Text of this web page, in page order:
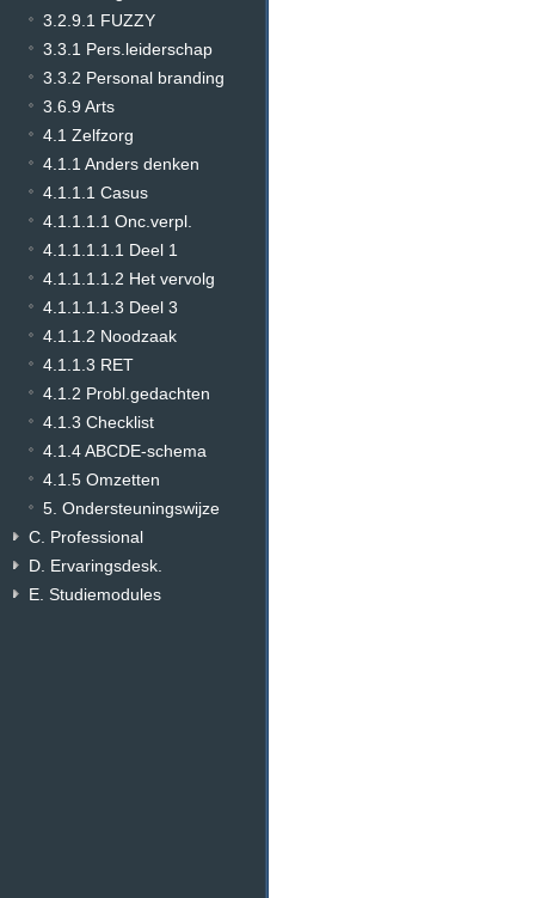
3.2.9.1 FUZZY
3.3.1 Pers.leiderschap
3.3.2 Personal branding
3.6.9 Arts
4.1 Zelfzorg
4.1.1 Anders denken
4.1.1.1 Casus
4.1.1.1.1 Onc.verpl.
4.1.1.1.1.1 Deel 1
4.1.1.1.1.2 Het vervolg
4.1.1.1.1.3 Deel 3
4.1.1.2 Noodzaak
4.1.1.3 RET
4.1.2 Probl.gedachten
4.1.3 Checklist
4.1.4 ABCDE-schema
4.1.5 Omzetten
5. Ondersteuningswijze
C. Professional
D. Ervaringsdesk.
E. Studiemodules